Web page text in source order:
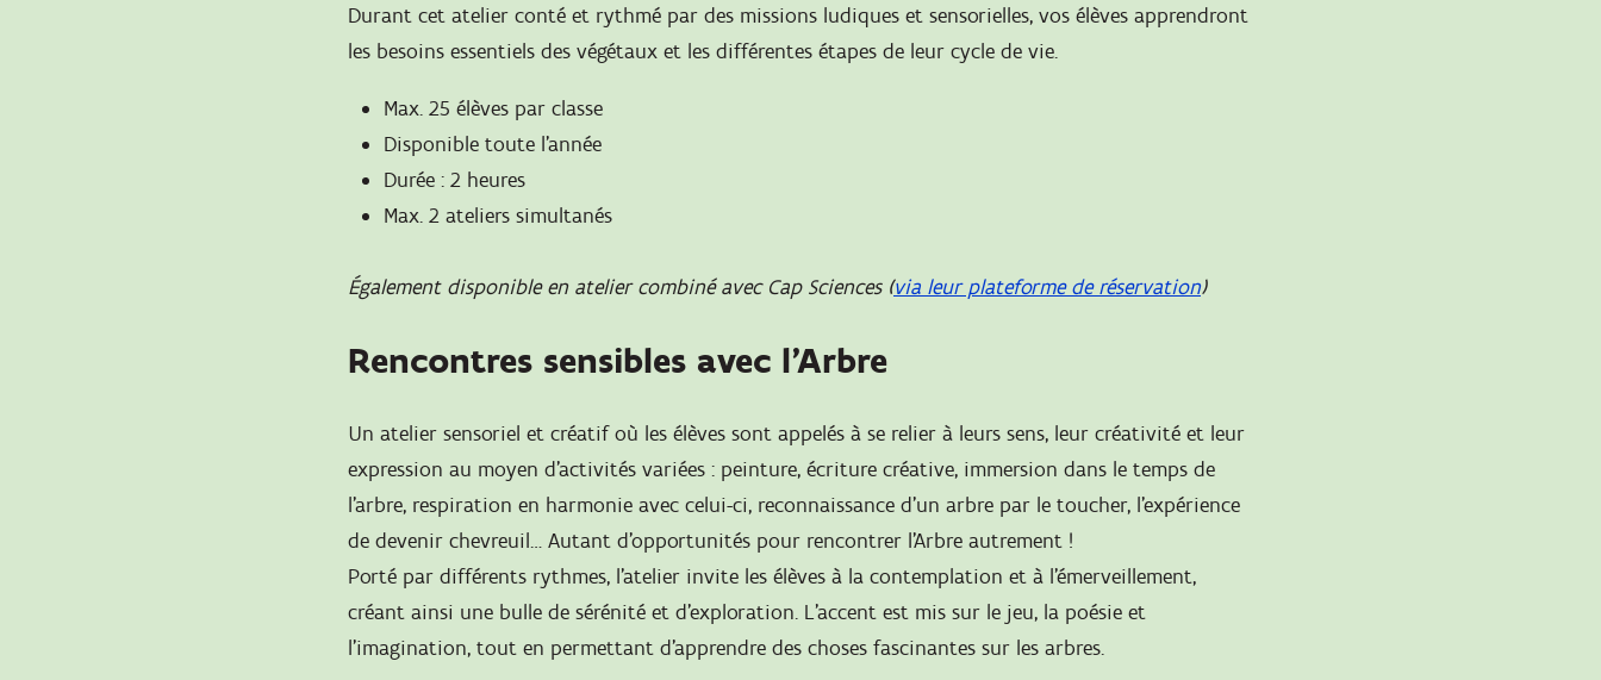
Durant cet atelier conté et rythmé par des missions ludiques et sensorielles, vos élèves apprendront
les besoins essentiels des végétaux et les différentes étapes de leur cycle de vie.
Max. 25 élèves par classe
Disponible toute l’année
Durée : 2 heures
Max. 2 ateliers simultanés
Également disponible en atelier combiné avec Cap Sciences (via leur plateforme de réservation)
Rencontres sensibles avec l’Arbre
Un atelier sensoriel et créatif où les élèves sont appelés à se relier à leurs sens, leur créativité et leur
expression au moyen d’activités variées : peinture, écriture créative, immersion dans le temps de
l'arbre, respiration en harmonie avec celui-ci, reconnaissance d’un arbre par le toucher, l’expérience
de devenir chevreuil… Autant d'opportunités pour rencontrer l’Arbre autrement !
Porté par différents rythmes, l’atelier invite les élèves à la contemplation et à l’émerveillement,
créant ainsi une bulle de sérénité et d'exploration. L'accent est mis sur le jeu, la poésie et
l'imagination, tout en permettant d'apprendre des choses fascinantes sur les arbres.